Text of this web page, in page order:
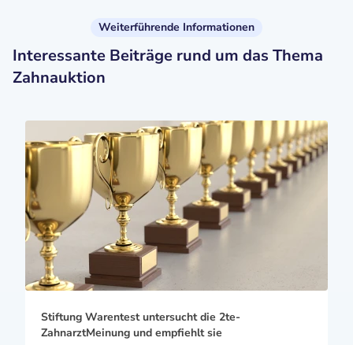
Weiterführende Informationen
Interessante Beiträge rund um das Thema
Zahnauktion
Stiftung Warentest untersucht die 2te-
ZahnarztMeinung und empfiehlt sie